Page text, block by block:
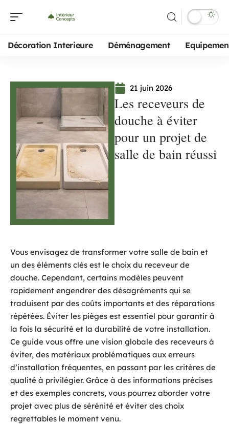
Décoration Interieure Déménagement
21 juin 2026
Les receveurs de
douche à éviter
pour un projet de
salle de bain réussi
Vous envisagez de transformer votre salle de bain et
un des éléments clés est le choix du receveur de
douche. Cependant, certains modèles peuvent
rapidement engendrer des désagréments qui se
traduisent par des coûts importants et des réparations
répétées. Éviter les pièges est essentiel pour garantir à
la fois la sécurité et la durabilité de votre installation.
Ce guide vous offre une vision globale des receveurs à
éviter, des matériaux problématiques aux erreurs
d’installation fréquentes, en passant par les critères de
qualité à privilégier. Grâce à des informations précises
et des exemples concrets, vous pourrez aborder votre
projet avec plus de sérénité et éviter des choix
regrettables le moment venu.